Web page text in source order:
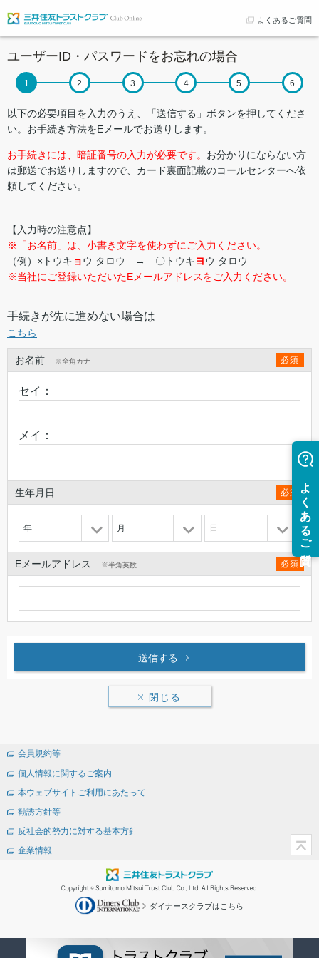
よくあるご質問
ユーザーID・パスワードをお忘れの場合
以下の必要項目を入力のうえ、「送信する」ボタンを押してくださ
い。お手続き方法をEメールでお送りします。
お手続きには、暗証番号の入力が必要です。 お分かりにならない方
は郵送でお送りしますので、カード裏面記載のコールセンターへ依
頼してください。
【入力時の注意点】
※「お名前」は、小書き文字を使わずにご入力ください。
（例）×トウキ ョウ タロウ → 〇トウキヨウ タロウ
※当社にご登録いただいたEメールアドレスをご入力ください。
手続きが先に進めない場合は
こちら
お名前 ※全角カナ 必須
セイ：
メイ：
生年月日 必須
年 月 日
Eメールアドレス ※半角英数 必須
送信する
閉じる
会員規約等
個人情報に関するご案内
本ウェブサイトご利用にあたって
勧誘方針等
反社会的勢力に対する基本方針
企業情報
ダイナースクラブはこちら